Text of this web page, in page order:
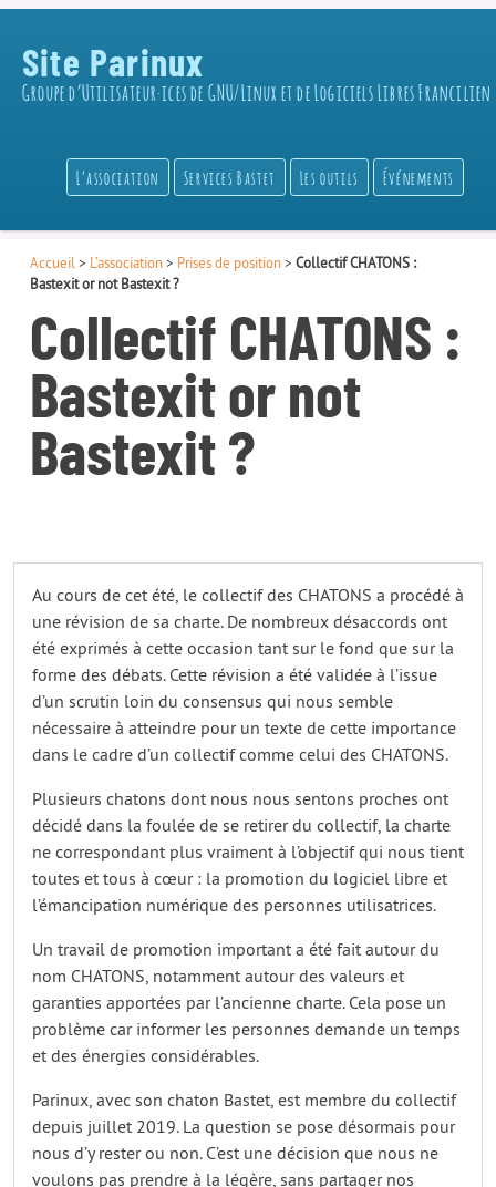
Site Parinux
Groupe d’Utilisateur·ices de GNU/Linux et de Logiciels Libres Francilien
L’association Services Bastet Les outils Événements
Accueil > L’association> Prises de position> Collectif CHATONS :
Bastexit or not Bastexit ?
Collectif CHATONS :
Bastexit or not
Bastexit ?
Au cours de cet été, le collectif des CHATONS a procédé à
une révision de sa charte. De nombreux désaccords ont
été exprimés à cette occasion tant sur le fond que sur la
forme des débats. Cette révision a été validée à l’issue
d’un scrutin loin du consensus qui nous semble
nécessaire à atteindre pour un texte de cette importance
dans le cadre d’un collectif comme celui des CHATONS.
Plusieurs chatons dont nous nous sentons proches ont
décidé dans la foulée de se retirer du collectif, la charte
ne correspondant plus vraiment à l’objectif qui nous tient
toutes et tous à cœur : la promotion du logiciel libre et
l’émancipation numérique des personnes utilisatrices.
Un travail de promotion important a été fait autour du
nom CHATONS, notamment autour des valeurs et
garanties apportées par l’ancienne charte. Cela pose un
problème car informer les personnes demande un temps
et des énergies considérables.
Parinux, avec son chaton Bastet, est membre du collectif
depuis juillet 2019. La question se pose désormais pour
nous d’y rester ou non. C’est une décision que nous ne
voulons pas prendre à la légère, sans partager nos